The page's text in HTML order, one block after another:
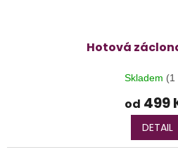
Hotová
Skladem (1
od 499
DETAIL